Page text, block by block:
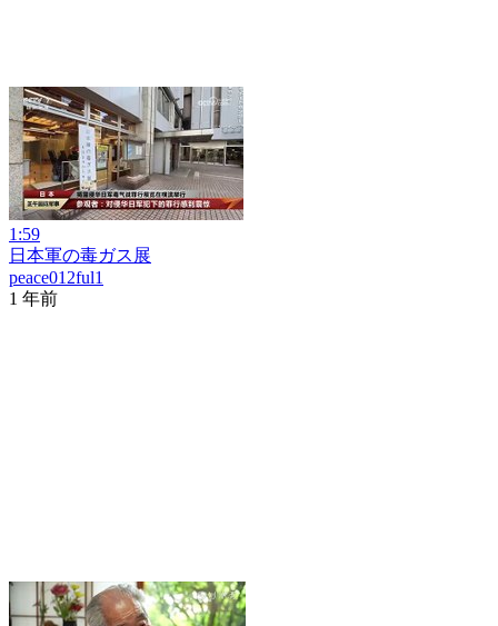
1:59
日本軍の毒ガス展
peace012ful1
1 年前